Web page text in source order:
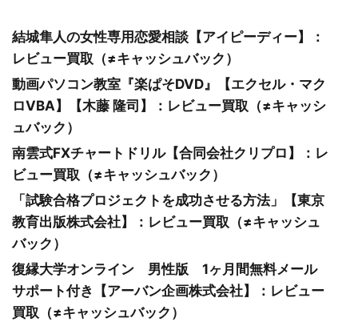
結城隼人の女性専用恋愛相談【アイピーディー】：
レビュー買取（≠キャッシュバック）
動画パソコン教室『楽ぱそDVD』【エクセル・マク
ロVBA】【木藤 隆司】：レビュー買取（≠キャッシ
ュバック）
南雲式FXチャートドリル【合同会社クリプロ】：レ
ビュー買取（≠キャッシュバック）
「試験合格プロジェクトを成功させる方法」【東京
教育出版株式会社】：レビュー買取（≠キャッシュ
バック）
復縁大学オンライン 男性版 1ヶ月間無料メール
サポート付き【アーバン企画株式会社】：レビュー
買取（≠キャッシュバック）